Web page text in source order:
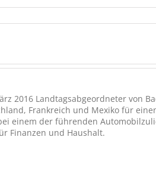
2016 Landtagsabgeordneter von
Frankreich und Mexiko für
einem der führenden
Finanzen und Haushalt.